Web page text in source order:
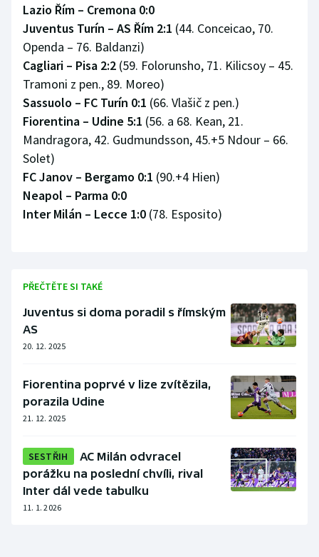
Moderní pětiboj
Motorsport
Olympijské hry
Parasport
Plavání
Plážový volejbal
Rychlostní kanoistika
Short track
Stolní tenis
Veslování
Vodní slalom
Lazio Řím – Cremona 0:0
Juventus Turín – AS Řím 2:1 (44. Conceicao, 70.
Openda – 76. Baldanzi)
Cagliari – Pisa 2:2 (59. Folorunsho, 71. Kilicsoy – 45.
Tramoni z pen., 89. Moreo)
Sassuolo – FC Turín 0:1 (66. Vlašič z pen.)
Fiorentina – Udine 5:1 (56. a 68. Kean, 21.
Mandragora, 42. Gudmundsson, 45.+5 Ndour – 66.
Solet)
FC Janov – Bergamo 0:1 (90.+4 Hien)
Neapol – Parma 0:0
Inter Milán – Lecce 1:0 (78. Esposito)
PŘEČTĚTE SI TAKÉ
Juventus si doma poradil s římským
AS
20. 12. 2025
Fiorentina poprvé v lize zvítězila,
porazila Udine
21. 12. 2025
SESTŘIH
AC Milán odvracel
porážku na poslední chvíli, rival
Inter dál vede tabulku
11. 1. 2026